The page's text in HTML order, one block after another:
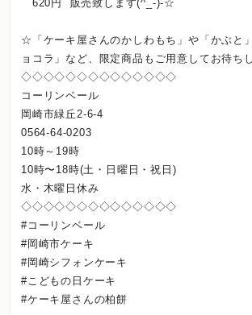
620円 販売致します(^_-)-☆
☆「ケーキ屋さんのかしわもち」や「かぶと
ョコラ」など、限定商品もご用意してお待ち
◇◇◇◇◇◇◇◇◇◇◇◇◇◇
コーリンベール
岡崎市緑丘2-6-4
0564-64-0203
10時～19時
10時〜18時(土・日曜日・祝日)
水・木曜日休み
◇◇◇◇◇◇◇◇◇◇◇◇◇◇
#コーリンベール
#岡崎市ケーキ
#岡崎シフォンケーキ
#こどもの日ケーキ
#ケーキ屋さんの柏餅